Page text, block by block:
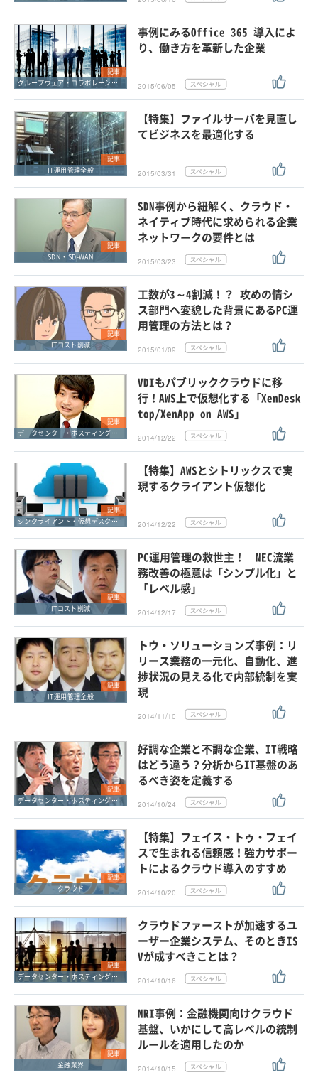
記事
グループウェア・コラボレーション
事例にみるOffice 365 導入によ
り、働き方を革新した企業
2015/06/05
記事
IT運用管理全般
【特集】ファイルサーバを見直し
てビジネスを最適化する
2015/03/31
記事
SDN・SD-WAN
SDN事例から紐解く、クラウド・
ネイティブ時代に求められる企業
ネットワークの要件とは
2015/03/23
記事
ITコスト削減
工数が3～4割減！？ 攻めの情シ
ス部門へ変貌した背景にあるPC運
用管理の方法とは？
2015/01/09
記事
データセンター・ホスティングサービス
VDIもパブリッククラウドに移
行！AWS上で仮想化する「XenDesk
top/XenApp on AWS」
2014/12/22
記事
シンクライアント・仮想デスクトップ
【特集】AWSとシトリックスで実
現するクライアント仮想化
2014/12/22
記事
ITコスト削減
PC運用管理の救世主！ NEC流業
務改善の極意は「シンプル化」と
「レベル感」
2014/12/17
記事
IT運用管理全般
トウ・ソリューションズ事例：リ
リース業務の一元化、自動化、進
捗状況の見える化で内部統制を実
現
2014/11/10
記事
データセンター・ホスティングサービス
好調な企業と不調な企業、IT戦略
はどう違う？分析からIT基盤のあ
るべき姿を定義する
2014/10/24
記事
クラウド
【特集】フェイス・トゥ・フェイ
スで生まれる信頼感！強力サポー
トによるクラウド導入のすすめ
2014/10/20
記事
データセンター・ホスティングサービス
クラウドファーストが加速するユ
ーザー企業システム、そのときIS
Vが成すべきことは？
2014/10/16
記事
金融業界
NRI事例：金融機関向けクラウド
基盤、いかにして高レベルの統制
ルールを適用したのか
2014/10/15